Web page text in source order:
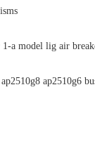
1-a model lig air
ap2510g6